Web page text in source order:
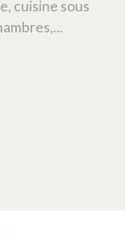
cuisine sous